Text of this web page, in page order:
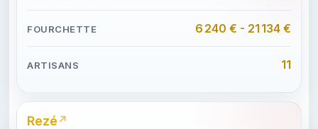
6 240 € - 21 134 €
11
Rezé